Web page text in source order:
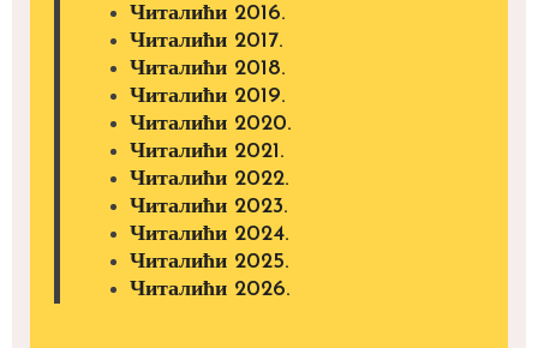
Читалићи 2016.
Читалићи 2017.
Читалићи 2018.
Читалићи 2019.
Читалићи 2020.
Читалићи 2021.
Читалићи 2022.
Читалићи 2023.
Читалићи 2024.
Читалићи 2025.
Читалићи 2026.